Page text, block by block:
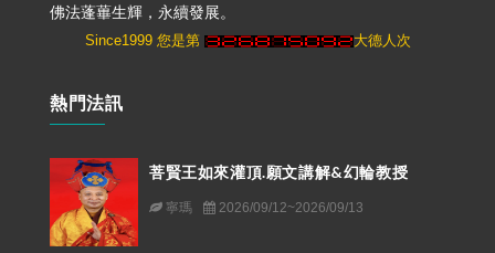
佛法蓬蓽生輝，永續發展。
Since1999 您是第 大德人次
熱門法訊
菩賢王如來灌頂.願文講解&幻輪教授
寧瑪 2026/09/12~2026/09/13